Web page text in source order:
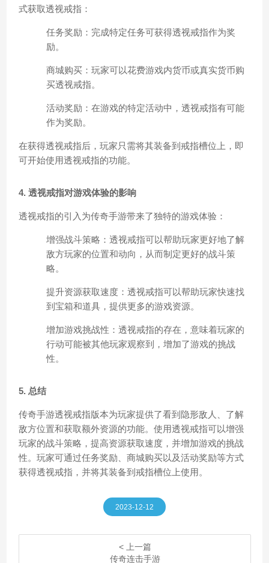
式获取透视戒指：
任务奖励：完成特定任务可获得透视戒指作为奖
励。
商城购买：玩家可以花费游戏内货币或真实货币购
买透视戒指。
活动奖励：在游戏的特定活动中，透视戒指有可能
作为奖励。
在获得透视戒指后，玩家只需将其装备到戒指槽位上，即
可开始使用透视戒指的功能。
4. 透视戒指对游戏体验的影响
透视戒指的引入为传奇手游带来了独特的游戏体验：
增强战斗策略：透视戒指可以帮助玩家更好地了解
敌方玩家的位置和动向，从而制定更好的战斗策
略。
提升资源获取速度：透视戒指可以帮助玩家快速找
到宝箱和道具，提供更多的游戏资源。
增加游戏挑战性：透视戒指的存在，意味着玩家的
行动可能被其他玩家观察到，增加了游戏的挑战
性。
5. 总结
传奇手游透视戒指版本为玩家提供了看到隐形敌人、了解
敌方位置和获取额外资源的功能。使用透视戒指可以增强
玩家的战斗策略，提高资源获取速度，并增加游戏的挑战
性。玩家可通过任务奖励、商城购买以及活动奖励等方式
获得透视戒指，并将其装备到戒指槽位上使用。
2023-12-12
< 上一篇
传奇连击手游